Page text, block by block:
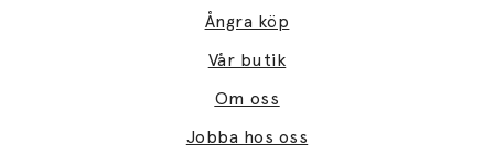
Ångra köp
Vår butik
Om oss
Jobba hos oss